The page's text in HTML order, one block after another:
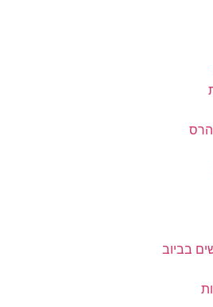
הרס
בביוב